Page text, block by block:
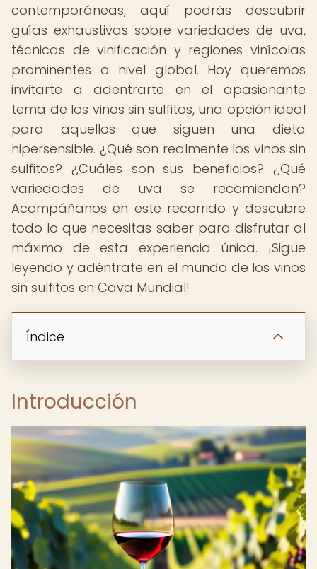
contemporáneas, aquí podrás descubrir
guías exhaustivas sobre variedades de uva,
técnicas de vinificación y regiones vinícolas
prominentes a nivel global. Hoy queremos
invitarte a adentrarte en el apasionante
tema de los vinos sin sulfitos, una opción ideal
para aquellos que siguen una dieta
hipersensible. ¿Qué son realmente los vinos sin
sulfitos? ¿Cuáles son sus beneficios? ¿Qué
variedades de uva se recomiendan?
Acompáñanos en este recorrido y descubre
todo lo que necesitas saber para disfrutar al
máximo de esta experiencia única. ¡Sigue
leyendo y adéntrate en el mundo de los vinos
sin sulfitos en Cava Mundial!
Índice
Introducción